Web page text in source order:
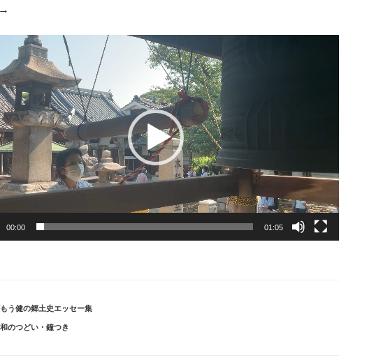
00:00 01:05
う健の郷土史エッセー集
のつどい・鐘つき